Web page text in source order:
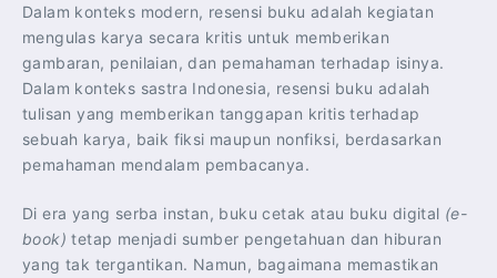
Dalam konteks modern, resensi buku adalah kegiatan
mengulas karya secara kritis untuk memberikan
gambaran, penilaian, dan pemahaman terhadap isinya.
Dalam konteks sastra Indonesia, resensi buku adalah
tulisan yang memberikan tanggapan kritis terhadap
sebuah karya, baik fiksi maupun nonfiksi, berdasarkan
pemahaman mendalam pembacanya.
Di era yang serba instan, buku cetak atau buku digital (e-
book) tetap menjadi sumber pengetahuan dan hiburan
yang tak tergantikan. Namun, bagaimana memastikan